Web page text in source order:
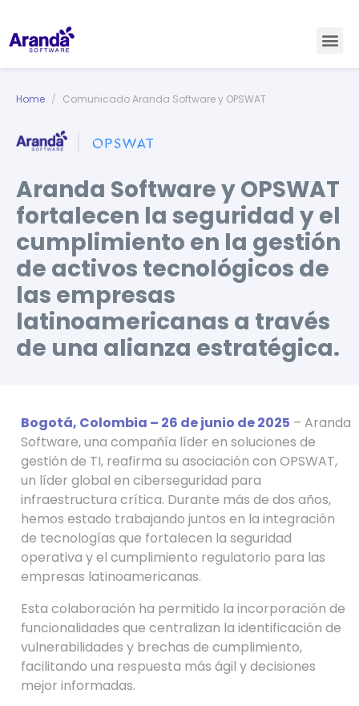
Home Comunicado Aranda Software y OPSWAT
Aranda Software y OPSWAT
fortalecen la seguridad y el
cumplimiento en la gestión
de activos tecnológicos de
las empresas
latinoamericanas a través
de una alianza estratégica.
Bogotá, Colombia – 26 de junio de 2025 – Aranda
Software, una compañía líder en soluciones de
gestión de TI, reafirma su asociación con OPSWAT,
un líder global en ciberseguridad para
infraestructura crítica. Durante más de dos años,
hemos estado trabajando juntos en la integración
de tecnologías que fortalecen la seguridad
operativa y el cumplimiento regulatorio para las
empresas latinoamericanas.
Esta colaboración ha permitido la incorporación de
funcionalidades que centralizan la identificación de
vulnerabilidades y brechas de cumplimiento,
facilitando una respuesta más ágil y decisiones
mejor informadas.